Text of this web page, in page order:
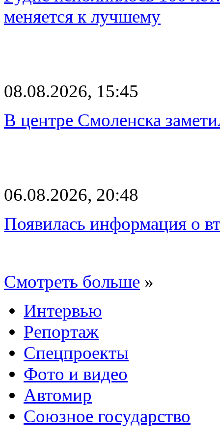
меняется к лучшему
08.08.2026, 15:45
В центре Смоленска
06.08.2026, 20:48
Появилась информация о
Смотреть больше »
Интервью
Репортаж
Спецпроекты
Фото и видео
Автомир
Союзное государство